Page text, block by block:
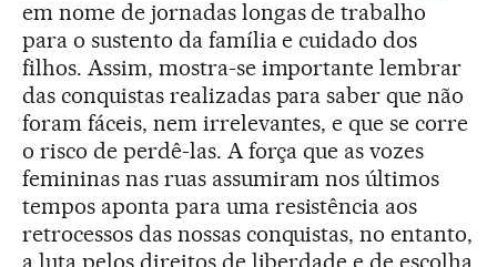
em nome de jornadas longas de trabalho
para o sustento da família e cuidado dos
filhos. Assim, mostra-se importante lembrar
das conquistas realizadas para saber que não
foram fáceis, nem irrelevantes, e que se corre
o risco de perdê-las. A força que as vozes
femininas nas ruas assumiram nos últimos
tempos aponta para uma resistência aos
retrocessos das nossas conquistas, no entanto,
a luta pelos direitos de liberdade e de escolha